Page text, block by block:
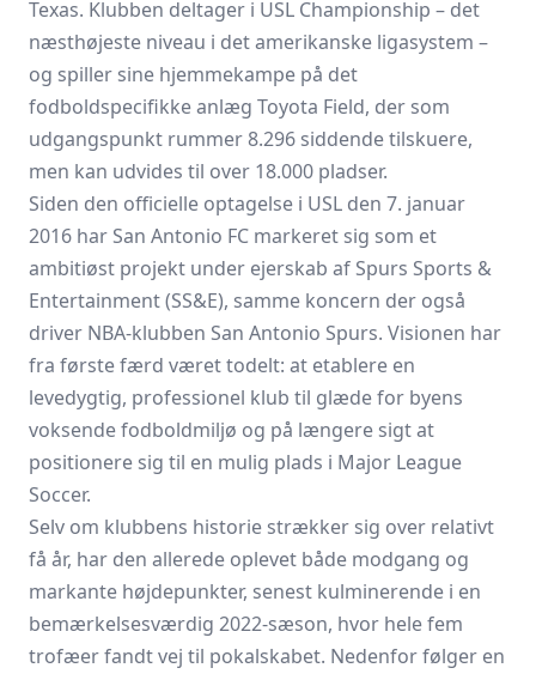
Texas. Klubben deltager i USL Championship – det
næsthøjeste niveau i det amerikanske ligasystem –
og spiller sine hjemmekampe på det
fodboldspecifikke anlæg Toyota Field, der som
udgangspunkt rummer 8.296 siddende tilskuere,
men kan udvides til over 18.000 pladser.
Siden den officielle optagelse i USL den 7. januar
2016 har San Antonio FC markeret sig som et
ambitiøst projekt under ejerskab af Spurs Sports &
Entertainment (SS&E), samme koncern der også
driver NBA-klubben San Antonio Spurs. Visionen har
fra første færd været todelt: at etablere en
levedygtig, professionel klub til glæde for byens
voksende fodboldmiljø og på længere sigt at
positionere sig til en mulig plads i Major League
Soccer.
Selv om klubbens historie strækker sig over relativt
få år, har den allerede oplevet både modgang og
markante højdepunkter, senest kulminerende i en
bemærkelsesværdig 2022-sæson, hvor hele fem
trofæer fandt vej til pokalskabet. Nedenfor følger en